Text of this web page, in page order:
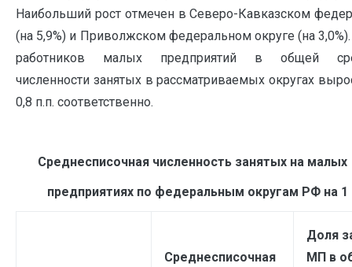
Наибольший рост отмечен в Северо-Кавказском
(на 5,9%) и Приволжском федеральном округе (на
работников малых предприятий в общей
численности занятых в рассматриваемых округах
0,8 п.п. соответственно.
Среднесписочная численность занятых
предприятиях по федеральным округам РФ на 1
Среднесписочная
Доля
МП в